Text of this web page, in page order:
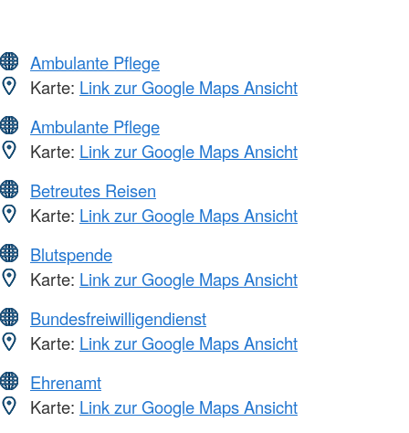
Ambulante Pflege
Karte: Link zur Google Maps Ansicht
Ambulante Pflege
Karte: Link zur Google Maps Ansicht
Betreutes Reisen
Karte: Link zur Google Maps Ansicht
Blutspende
Karte: Link zur Google Maps Ansicht
Bundesfreiwilligendienst
Karte: Link zur Google Maps Ansicht
Ehrenamt
Karte: Link zur Google Maps Ansicht